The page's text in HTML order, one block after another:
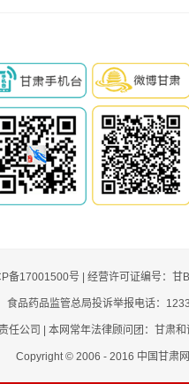
备17001500号 | 经营许可证编号：
食品药品监管总局投诉举报电话：
任公司 | 本网常年法律顾问团：甘肃
Copyright © 2006 - 2016 中国甘肃